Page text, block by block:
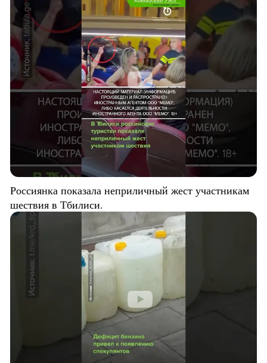
Россиянка показала неприличный жест участникам
шествия в Тбилиси.